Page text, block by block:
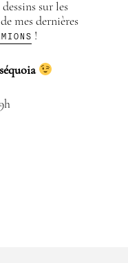
sur les
de mes dernières
!